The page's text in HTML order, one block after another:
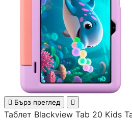
 Бърз преглед 
Таблет Blackview Tab 20 Kids